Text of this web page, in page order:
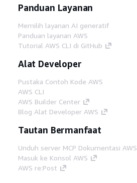
Panduan Layanan
Memilih layanan AI generatif
Panduan layanan AWS
Tutorial AWS CLI di GitHub
Alat Developer
Pustaka Contoh Kode AWS
AWS CLI
AWS Builder Center
Blog Alat Developer AWS
Tautan Bermanfaat
Unduh server MCP Dokumentasi AWS
Masuk ke Konsol AWS
AWS re:Post